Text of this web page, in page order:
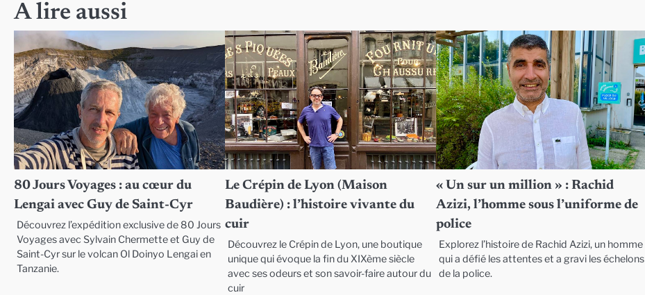
l’article
A lire aussi
80 Jours Voyages : au cœur du
Lengai avec Guy de Saint-Cyr
Découvrez l’expédition exclusive de 80 Jours
Voyages avec Sylvain Chermette et Guy de
Saint-Cyr sur le volcan Ol Doinyo Lengai en
Tanzanie.
Le Crépin de Lyon (Maison
Baudière) : l’histoire vivante du
cuir
Découvrez le Crépin de Lyon, une boutique
unique qui évoque la fin du XIXème siècle
avec ses odeurs et son savoir-faire autour du
cuir
« Un sur un million » : Rachid
Azizi, l’homme sous l’uniforme de
police
Explorez l’histoire de Rachid Azizi, un homme
qui a défié les attentes et a gravi les échelons
de la police.